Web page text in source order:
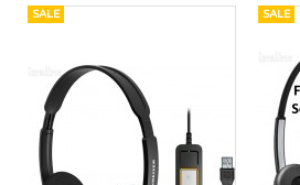
SALE
SALE